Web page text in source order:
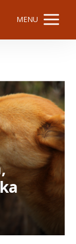
MENU